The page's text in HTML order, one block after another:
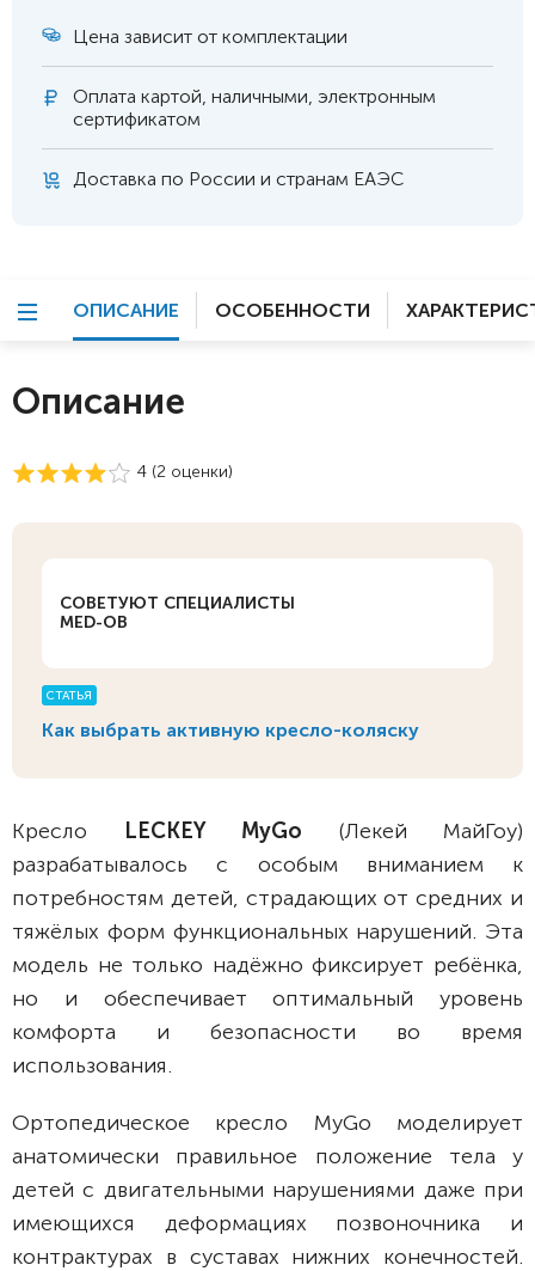
Цена зависит от комплектации
Оплата картой, наличными, электронным
сертификатом
Доставка по России и странам ЕАЭС
ОПИСАНИЕ ОСОБЕННОСТИ
Описание
4 (2 оценки)
СОВЕТУЮТ СПЕЦИАЛИСТЫ
MED-OB
СТАТЬЯ
Как выбрать активную кресло-коляску
Кресло LECKEY MyGo (Лекей МайГоу)
разрабатывалось с особым вниманием к
потребностям детей, страдающих от средних и
тяжёлых форм функциональных нарушений. Эта
модель не только надёжно фиксирует ребёнка,
но и обеспечивает оптимальный уровень
комфорта и безопасности во время
использования.
Ортопедическое кресло MyGo моделирует
анатомически правильное положение тела у
детей с двигательными нарушениями даже при
имеющихся деформациях позвоночника и
контрактурах в суставах нижних конечностей.